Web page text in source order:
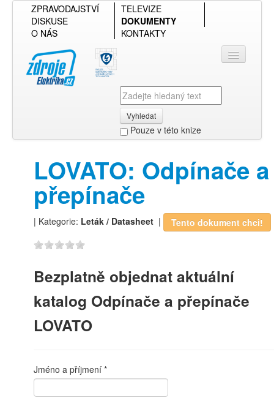
ZPRAVODAJSTVÍ
TELEVIZE
DISKUSE
DOKUMENTY
O NÁS
KONTAKTY
Vyhledat
Pouze v této knize
Přehled podle firmy
Přehled podle obsahu
LOVATO: Odpínače a
přepínače
| Kategorie: Leták / Datasheet| Tento dokument chci!
Bezplatně objednat aktuální
katalog Odpínače a přepínače
LOVATO
Jméno a příjmení